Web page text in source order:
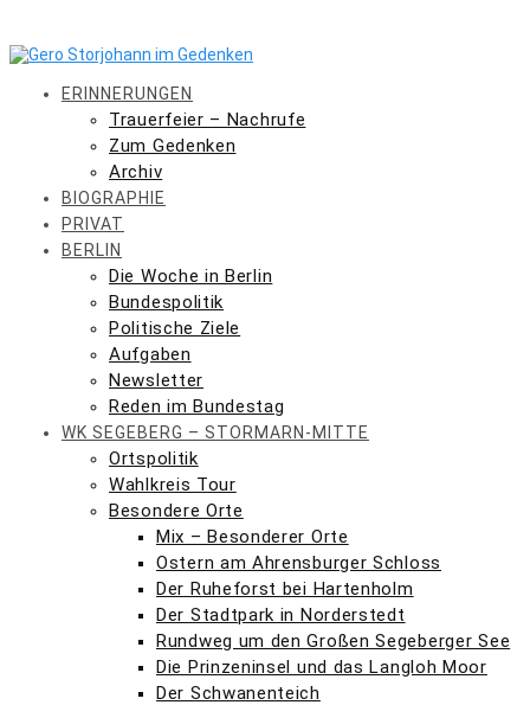
content
ERINNERUNGEN
Trauerfeier – Nachrufe
Zum Gedenken
Archiv
BIOGRAPHIE
PRIVAT
BERLIN
Die Woche in Berlin
Bundespolitik
Politische Ziele
Aufgaben
Newsletter
Reden im Bundestag
WK SEGEBERG – STORMARN-MITTE
Ortspolitik
Wahlkreis Tour
Besondere Orte
Mix – Besonderer Orte
Ostern am Ahrensburger Schloss
Der Ruheforst bei Hartenholm
Der Stadtpark in Norderstedt
Rundweg um den Großen Segeberger See
Die Prinzeninsel und das Langloh Moor
Der Schwanenteich